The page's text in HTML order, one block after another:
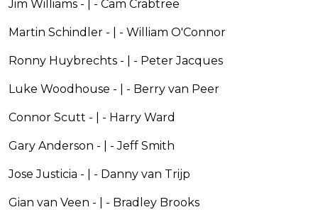
Jim Williams - | - Cam Crabtree
Martin Schindler - | - William O'Connor
Ronny Huybrechts - | - Peter Jacques
Luke Woodhouse - | - Berry van Peer
Connor Scutt - | - Harry Ward
Gary Anderson - | - Jeff Smith
Jose Justicia - | - Danny van Trijp
Gian van Veen - | - Bradley Brooks